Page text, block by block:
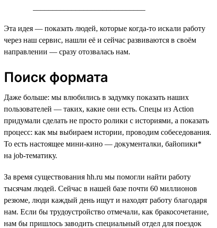
Эта идея — показать людей, которые когда-то искали работу
через наш сервис, нашли её и сейчас развиваются в своём
направлении — сразу отозвалась нам.
Поиск формата
Даже больше: мы влюбились в задумку показать наших
пользователей — таких, какие они есть. Спецы из Action
придумали сделать не просто ролики с историями, а показать
процесс: как мы выбираем истории, проводим собеседования.
То есть настоящее мини-кино — документалки, байопики*
на job-тематику.
За время существования hh.ru мы помогли найти работу
тысячам людей. Сейчас в нашей базе почти 60 миллионов
резюме, люди каждый день ищут и находят работу благодаря
нам. Если бы трудоустройство отмечали, как бракосочетание,
нам бы пришлось заводить специальный отдел для поездок